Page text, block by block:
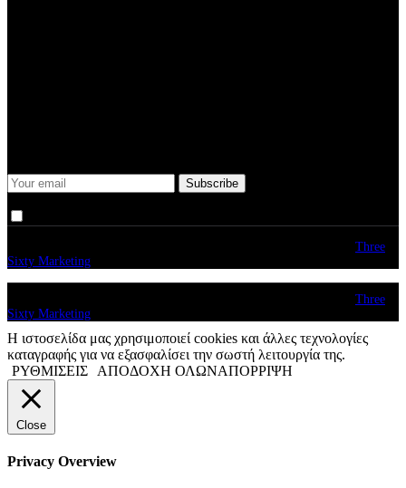
Three
Sixty Marketing
Three
Sixty Marketing
Η ιστοσελίδα μας χρησιμοποιεί cookies και άλλες τεχνολογίες
καταγραφής για να εξασφαλίσει την σωστή λειτουργία της.
ΡΥΘΜΙΣΕΙΣ
ΑΠΟΔΟΧΗ ΟΛΩΝΑΠΟΡΡΙΨΗ
Close
Privacy Overview